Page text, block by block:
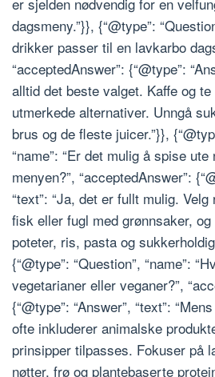
dagsmeny.”}}, {“@type”:
drikker passer til en lavkarbo
“acceptedAnswer”: {“@type”:
alltid det beste valget. Kaffe og
utmerkede alternativer. Unngå
brus og de fleste juicer.”}},
“name”: “Er det mulig å spise
menyen?”, “acceptedAnswer”:
“text”: “Ja, det er fullt mulig.
fisk eller fugl med grønnsaker,
poteter, ris, pasta og
{“@type”: “Question”, “name”:
vegetarianer eller veganer?”,
{“@type”: “Answer”, “text”:
ofte inkluderer animalske
prinsipper tilpasses. Fokuser på
nøtter, frø og plantebaserte